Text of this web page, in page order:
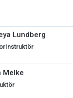
Lundberg
Melke